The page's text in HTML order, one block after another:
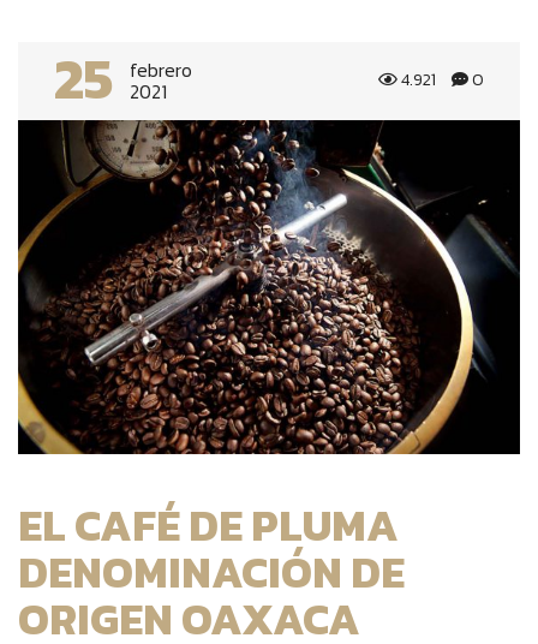
25 febrero
2021 4.921 0
EL CAFÉ DE PLUMA
DENOMINACIÓN DE
ORIGEN OAXACA